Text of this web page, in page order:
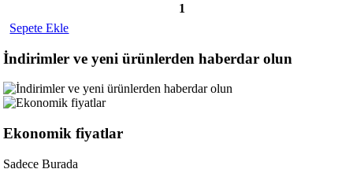
1
Sepete Ekle
İndirimler ve yeni ürünlerden haberdar olun
Ekonomik fiyatlar
Sadece Burada